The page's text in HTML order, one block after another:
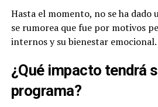
Hasta el momento, no se ha dado
se rumorea que fue por motivos
internos y su bienestar emocional.
¿Qué impacto tendrá
programa?